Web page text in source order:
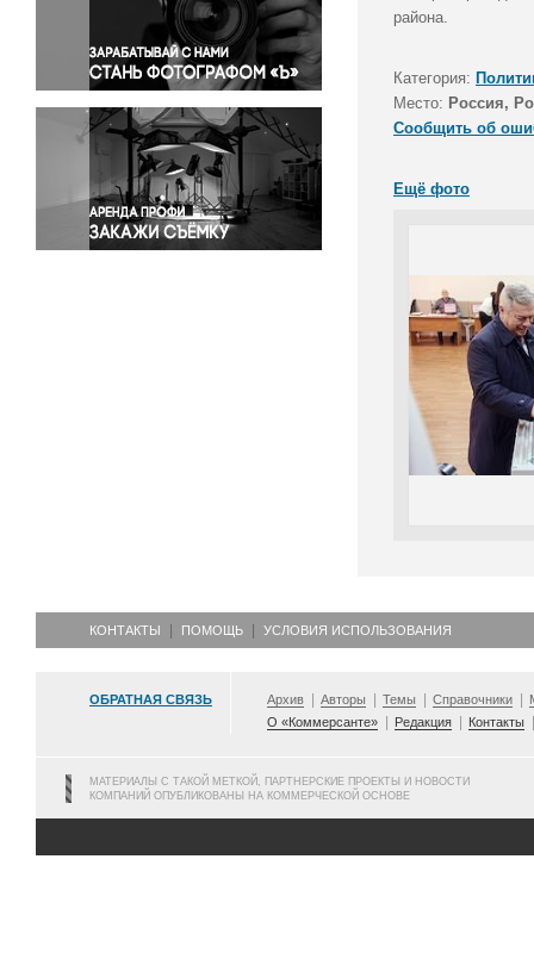
Правосудие
Происшествия и конфликты
Религия
Светская жизнь
Спорт
Экология
Экономика и бизнес
района.
Категория:
Место: Россия,
Сообщить об
Ещё фото
КОНТАКТЫ ПОМОЩЬ УСЛОВИЯ ИСПОЛЬЗОВАНИЯ
ОБРАТНАЯ СВЯЗЬ Архив Авторы Темы Справочники
О «Коммерсанте»
Редакция Контакты
МАТЕРИАЛЫ С ТАКОЙ МЕТКОЙ, ПАРТНЕРСКИЕ ПРОЕКТЫ И НОВОСТИ
КОМПАНИЙ ОПУБЛИКОВАНЫ НА КОММЕРЧЕСКОЙ ОСНОВЕ